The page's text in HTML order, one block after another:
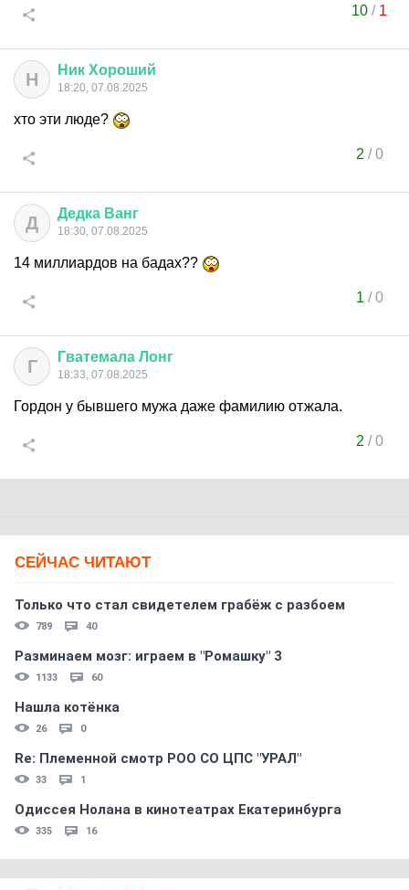
10 / 1
Н Ник Хороший
18:20, 07.08.2025
хто эти люде?
2 /0
Д Дедка Ванг
18:30, 07.08.2025
14 миллиардов на бадах??
1 /0
Г Гватемала Лонг
18:33, 07.08.2025
Гордон у бывшего мужа даже фамилию отжала.
2 /0
СЕЙЧАС ЧИТАЮТ
Только что стал свидетелем грабёж с разбоем
789 40
Разминаем мозг: играем в "Ромашку" 3
1133 60
Нашла котёнка
26 0
Re: Племеннoй смoтр РOO CO ЦПС "УРАЛ"
33 1
Одиссея Нолана в кинотеатрах Екатеринбурга
335 16